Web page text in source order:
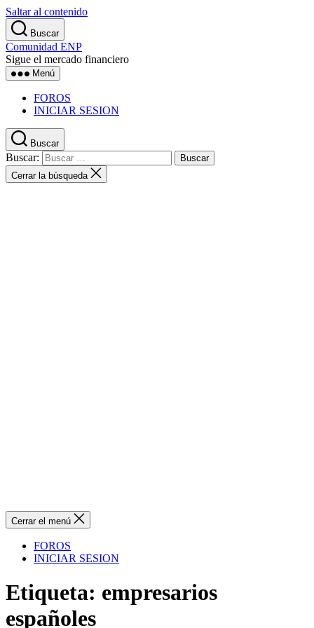
Saltar al contenido
Buscar
Comunidad ENP
Sigue el mercado financiero
Menú
FOROS
INICIAR SESION
Buscar
Buscar:
Cerrar la búsqueda
Cerrar el menú
FOROS
INICIAR SESION
Etiqueta: empresarios
españoles